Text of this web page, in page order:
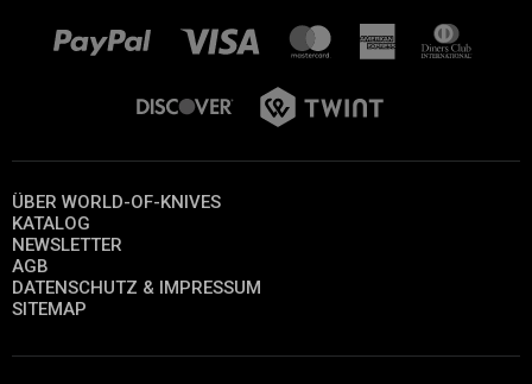
ÜBER WORLD-OF-KNIVES
KATALOG
NEWSLETTER
AGB
DATENSCHUTZ & IMPRESSUM
SITEMAP